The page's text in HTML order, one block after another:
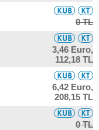
0 TL
3,46 Euro,
112,18 TL
6,42 Euro,
208,15 TL
0 TL